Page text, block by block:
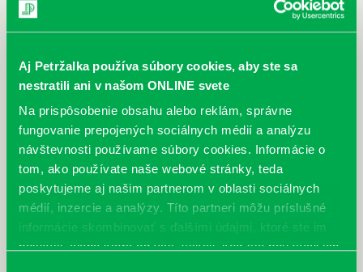
Aj Petržalka používa súbory cookies, aby ste sa
nestratili ani v našom ONLINE svete
Na prispôsobenie obsahu alebo reklám, správne
fungovanie prepojených sociálnych médií a analýzu
návštevnosti používame súbory cookies. Informácie o
tom, ako používate naše webové stránky, teda
poskytujeme aj našim partnerom v oblasti sociálnych
médií, inzercie a analýzy. Títo partneri môžu príslušné
informácie skombinovať s ďalšími údajmi, ktoré ste im
poskytli, alebo ktoré od vás získali, keď ste používali ich
Výdajný knižný box dostupný 24/7
Výdajný box na knihy Knižnice Petržalka je umiestnený pri
vchode do Petržalskej plavárne na Tupolevovej 7B a jeho obsluha
je užívateľsky veľmi jednodu...
Kubo Club už aj v petržalskej
knižnici
Každý deň | Furdekova 1 Haanova 37,Lietavská 16,Prokofievova 5,
Rovniankova 3 ,Turnianska 10,Vavilovova 24,Vavilovova 26
Vyšehradská 27
Obľúbení knižní hrdinovia už aj v petržalskej knižnici. Mať so
sebou vždy a všade po ruke kvalitnú a ľúbivú knihu na čítanie pre